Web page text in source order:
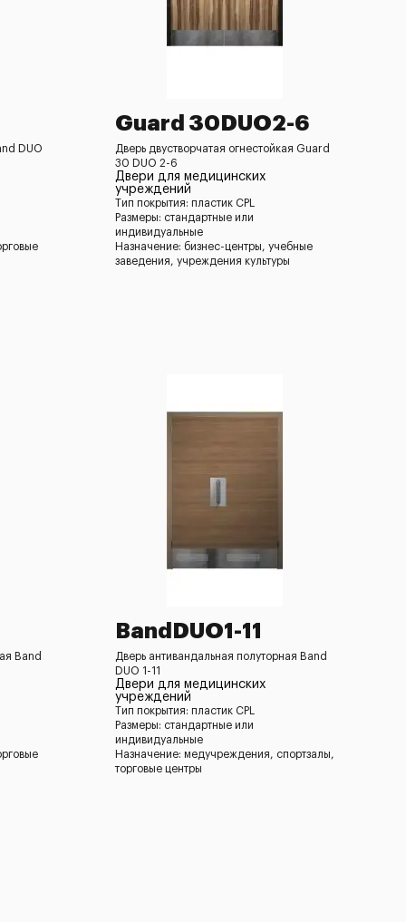
DUO
Guard 30DUO2-6
Дверь двустворчатая огнестойкая Guard
30 DUO 2-6
Двери для медицинских
учреждений
Тип покрытия: пластик CPL
Размеры: стандартные или
индивидуальные
Назначение: бизнес-центры, учебные
заведения, учреждения культуры
Band
BandDUO1-11
Дверь антивандальная полуторная Band
DUO 1-11
Двери для медицинских
учреждений
Тип покрытия: пластик CPL
Размеры: стандартные или
индивидуальные
Назначение: медучреждения, спортзалы,
торговые центры